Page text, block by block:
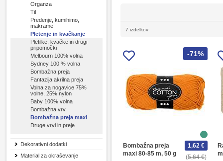
Organza
Til
Predenje, kumihimo,
makrame
Pletenje in kvačkanje
Pletilke, kvačke in drugi
pripomočki
Melbourn 100% volna
Sydney 100 % volna
Bombažna preja
Fantazija akrilna preja
Volna za nogavice 75%
volne, 25% nylon
Baby 100% volna
Bombažna vrv
Bombažna preja maxi
Druge vrvi in preje
Dekorativni dodatki
Material za okraševanje
7 izdelkov
-71%
Bombažna preja
maxi 80-85 m, 50 g
5,64 €
1,62 €